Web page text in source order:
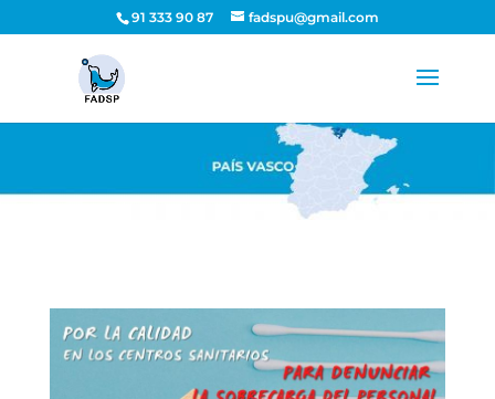
91 333 90 87 fadspu@gmail.com